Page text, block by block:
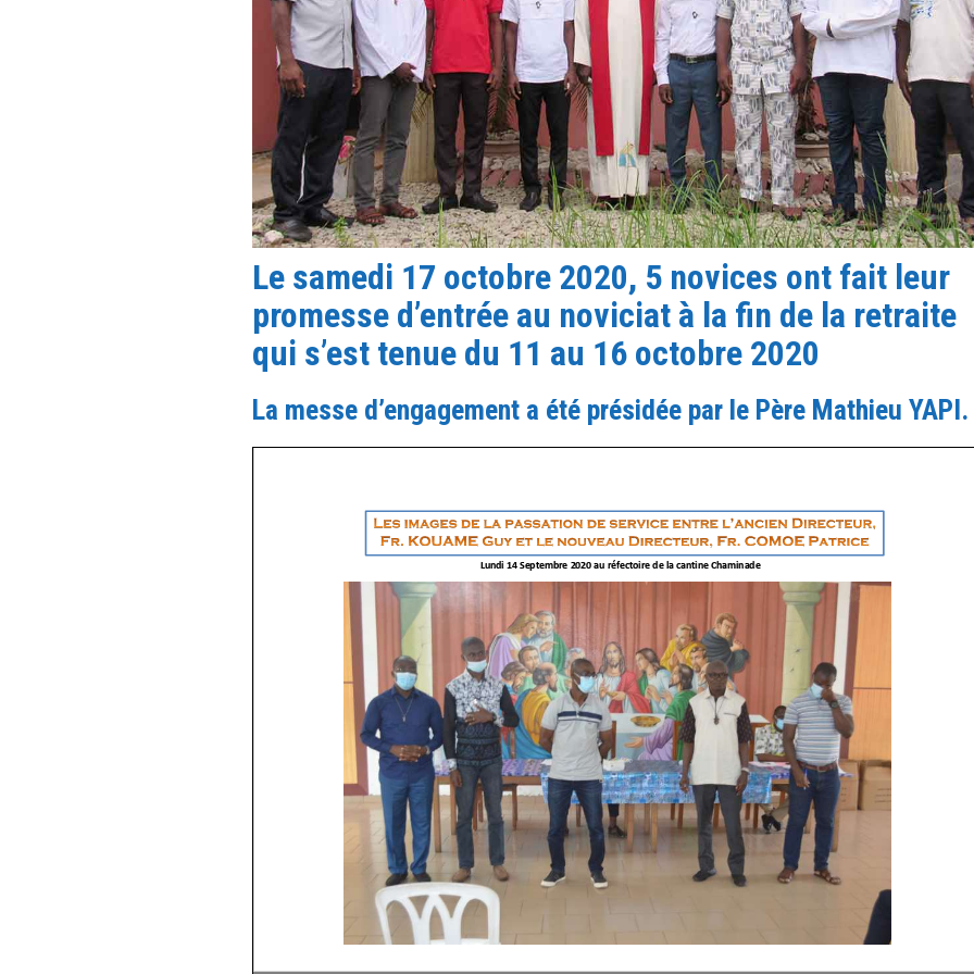
Le samedi 17 octobre 2020, 5 novices ont fait leur
promesse d’entrée au noviciat à la fin de la retraite
qui s’est tenue du 11 au 16 octobre 2020
La messe d’engagement a été présidée par le Père Mathieu YAPI.